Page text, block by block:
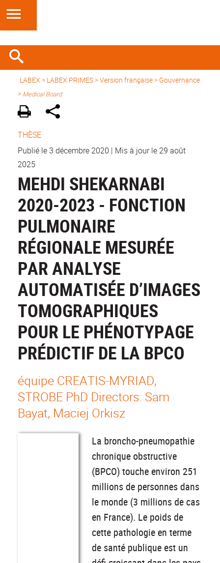
LABEX > LABEX PRIMES>Version française> Gouvernance
> Medical Board
THÈSE
Publié le 3 décembre 2020 | Mis à jour le 29 août
2025
MEHDI SHEKARNABI
2020-2023 - FONCTION
PULMONAIRE
RÉGIONALE MESURÉE
PAR ANALYSE
AUTOMATISÉE D’IMAGES
TOMOGRAPHIQUES
POUR LE PHÉNOTYPAGE
PRÉDICTIF DE LA BPCO
équipe CREATIS-MYRIAD,
STROBE PhD Directors: Sam
Bayat, Maciej Orkisz
La broncho-pneumopathie
chronique obstructive
(BPCO) touche environ 251
millions de personnes dans
le monde (3 millions de cas
en France). Le poids de
cette pathologie en terme
de santé publique est un